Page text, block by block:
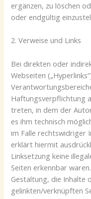
ergänzen, zu löschen
oder endgültig
2. Verweise und Links
Bei direkten oder
Webseiten
Haftungsverpflichtung
treten, in dem der
es ihm technisch
im Falle rechtswidriger
erklärt hiermit
Linksetzung keine
Seiten erkennbar
Gestaltung, die Inhalte
gelinkten/verknüpften